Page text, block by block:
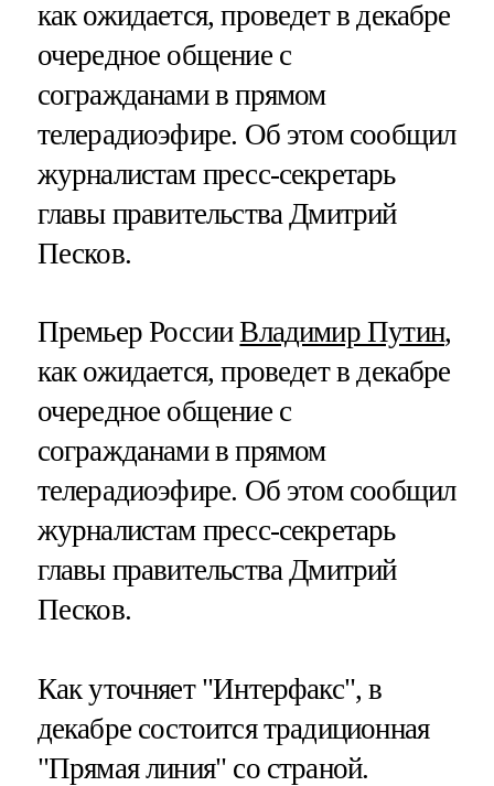
как ожидается, проведет в декабре
очередное общение с
согражданами в прямом
телерадиоэфире. Об этом сообщил
журналистам пресс-секретарь
главы правительства Дмитрий
Песков.
Премьер РоссииВладимир Путин,
как ожидается, проведет в декабре
очередное общение с
согражданами в прямом
телерадиоэфире. Об этом сообщил
журналистам пресс-секретарь
главы правительства Дмитрий
Песков.
Как уточняет "Интерфакс", в
декабре состоится традиционная
"Прямая линия" со страной.